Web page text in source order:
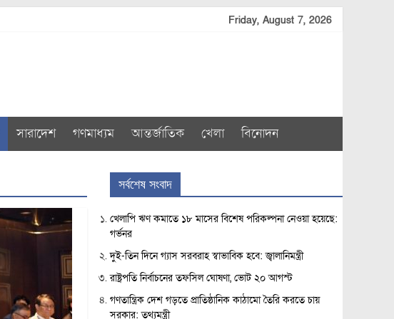
Friday, August 7, 2026
সারাদেশ গণমাধ্যম আন্তর্জাতিক খেলা বিনোদন
সর্বশেষ সংবাদ
খেলাপি ঋণ কমাতে ১৮ মাসের বিশেষ পরিকল্পনা নেওয়া হয়েছে:
গর্ভনর
দুই-তিন দিনে গ্যাস সরবরাহ স্বাভাবিক হবে: জ্বালানিমন্ত্রী
রাষ্ট্রপতি নির্বাচনের তফসিল ঘোষণা, ভোট ২০ আগস্ট
গণতান্ত্রিক দেশ গড়তে প্রাতিষ্ঠানিক কাঠামো তৈরি করতে চায়
সরকার: তথ্যমন্ত্রী